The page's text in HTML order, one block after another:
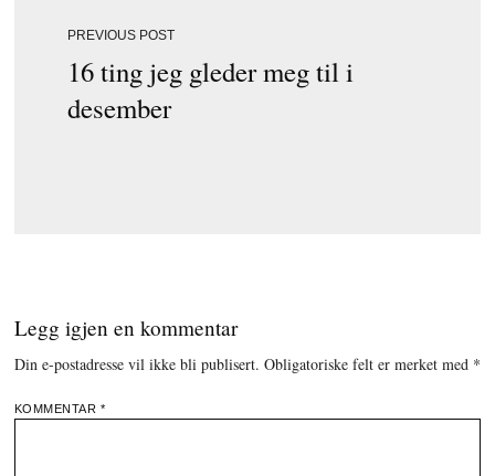
PREVIOUS POST
16 ting jeg gleder meg til i
desember
Legg igjen en kommentar
Din e-postadresse vil ikke bli publisert. Obligatoriske felt er merket med *
KOMMENTAR*